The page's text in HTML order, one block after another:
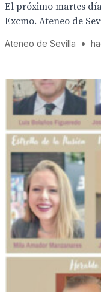
El próximo martes
Excmo. Ateneo de
Ateneo de Sevilla •